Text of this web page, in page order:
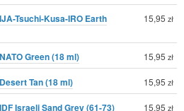
Tsuchi-Kusa-IRO Earth
15,95 zł
Green (18 ml) 15,95 zł
Tan (18 ml) 15,95 zł
Israeli Sand Grey (61-73)
15,95 zł